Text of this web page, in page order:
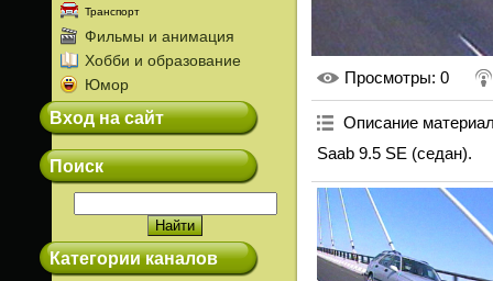
Транспорт
Фильмы и анимация
Хобби и образование
Юмор
Вход на сайт
Поиск
Категории каналов
Просмотры: 0
Описание
Saab 9.5 SE (седан).